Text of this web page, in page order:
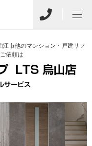
市他のマンション・戸建リフ
依頼は